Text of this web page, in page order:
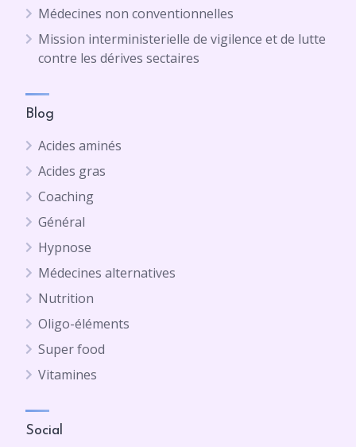
Médecines non conventionnelles
Mission interministerielle de vigilence et de lutte
contre les dérives sectaires
Blog
Acides aminés
Acides gras
Coaching
Général
Hypnose
Médecines alternatives
Nutrition
Oligo-éléments
Super food
Vitamines
Social